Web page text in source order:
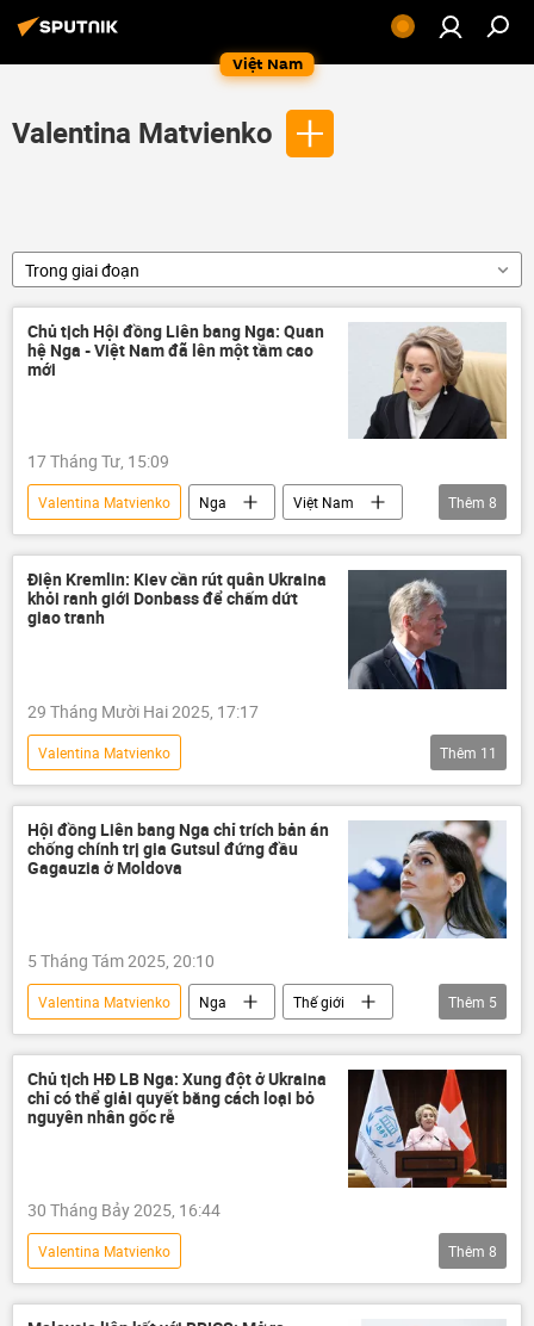
Việt Nam
Valentina Matvienko
Trong giai đoạn
Chủ tịch Hội đồng Liên bang Nga: Quan
hệ Nga - Việt Nam đã lên một tầm cao
mới
17 Tháng Tư, 15:09
Valentina Matvienko Nga
Việt Nam
Hợp tác Nga-Việt
Thế giới
Chính trị
Đông Nam Á
Lê Minh Hưng
Tô Lâm
Thêm 8
Điện Kremlin: Kiev cần rút quân Ukraina
khỏi ranh giới Donbass để chấm dứt
giao tranh
29 Tháng Mười Hai 2025, 17:17
Valentina Matvienko
Chiến dịch quân sự đặc biệt tại Ukraina
Nga
Ukraina
Cuộc khủng hoảng ở Ukraina
DNR
Điện Kremlin
Châu Âu
Thêm 11
Hội đồng Liên bang Nga chỉ trích bản án
chống chính trị gia Gutsul đứng đầu
Gagauzia ở Moldova
5 Tháng Tám 2025, 20:10
Valentina Matvienko Nga
Thế giới
Chính trị
thông tin
Moldova
Hội đồng Liên bang Nga
Tòa án
Thêm 5
Chủ tịch HĐ LB Nga: Xung đột ở Ukraina
chỉ có thể giải quyết bằng cách loại bỏ
nguyên nhân gốc rễ
30 Tháng Bảy 2025, 16:44
Valentina Matvienko
Chiến dịch quân sự đặc biệt tại Ukraina
xung đột
Quốc hội Nga
Thêm 8